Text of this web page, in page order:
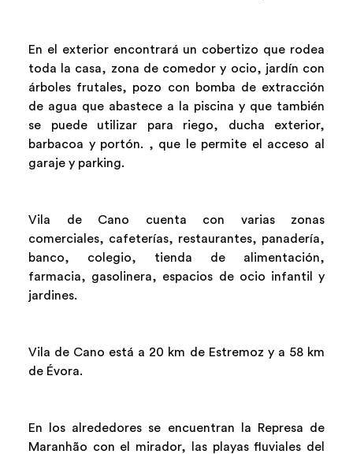
En el exterior encontrará un cobertizo que rodea
toda la casa, zona de comedor y ocio, jardín con
árboles frutales, pozo con bomba de extracción
de agua que abastece a la piscina y que también
se puede utilizar para riego, ducha exterior,
barbacoa y portón. , que le permite el acceso al
garaje y parking.
Vila de Cano cuenta con varias zonas
comerciales, cafeterías, restaurantes, panadería,
banco, colegio, tienda de alimentación,
farmacia, gasolinera, espacios de ocio infantil y
jardines.
Vila de Cano está a 20 km de Estremoz y a 58 km
de Évora.
En los alrededores se encuentran la Represa de
Maranhão con el mirador, las playas fluviales del